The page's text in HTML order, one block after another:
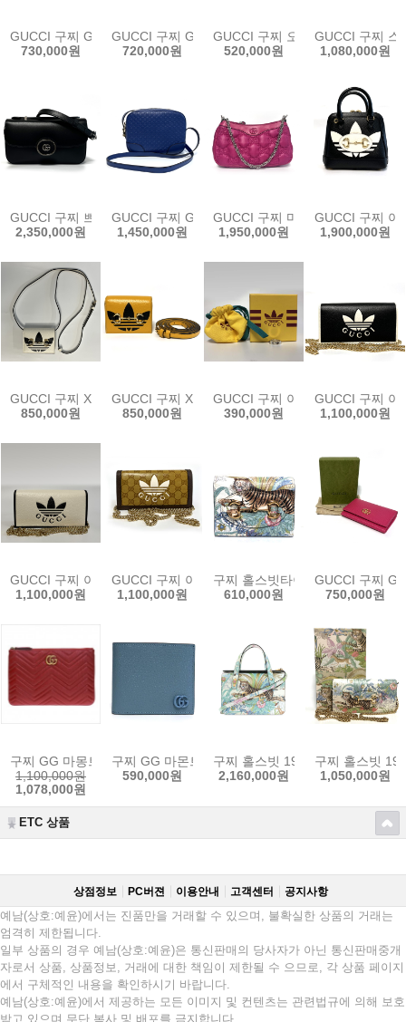
GUCCI 구찌 GG 엠블럼 스몰 월렛 847207 FAE77 4728 민트 반지갑
730,000원
GUCCI 구찌 GG 엠블럼 스몰 월렛 847207 AAFT5
720,000원
GUCCI 구찌 오피디아 GG 카드
520,000원
GUCCI 구찌 스
1,080,000원
GUCCI 구찌 쁘띠 GG 미니 숄더백 블랙 레더 739722 AABSG 1000
2,350,000원
GUCCI 구찌 GG 로고 크로스디스코백 449413
1,450,000원
GUCCI 구찌 마틀라세 여성 숄더
1,950,000원
GUCCI 구찌 아
1,900,000원
GUCCI 구찌 X 아디다스 홀스빗 미니 반지갑 및 크로스백 702248 화
850,000원
GUCCI 구찌 X 아디다스 홀스빗 미니 반지갑 및 크
850,000원
GUCCI 구찌 아디다스 콜라보 실
390,000원
GUCCI 구찌 아
1,100,000원
GUCCI 구찌 아디다스 체인 장지갑 숄더백 621892 화이트 클러치겸
1,100,000원
GUCCI 구찌 아디다스 체인 장지갑 숄더백 621892
1,100,000원
구찌 홀스빗타이거 여성 반지갑
610,000원
GUCCI 구찌
750,000원
구찌 GG 마몽트 클러치 금장 525541 6438 손 가방 선물포장가능
1,100,000원
1,078,000원
구찌 GG 마몬트 돌라 카프 남성 반지갑 스위트 블
590,000원
구찌 홀스빗 1955 타이거 숄더백
2,160,000원
구찌 홀스빗
1,050,000원
ETC 상품
상점정보 PC버젼 이용안내 고객센터 공지사항
예남(상호:예윤)에서는 진품만을 거래할 수 있으며, 불확실한 상품의 거래는
엄격히 제한됩니다.
일부 상품의 경우 예남(상호:예윤)은 통신판매의 당사자가 아닌 통신판매중개
자로서 상품, 상품정보, 거래에 대한 책임이 제한될 수 으므로, 각 상품 페이지
에서 구체적인 내용을 확인하시기 바랍니다.
예남(상호:예윤)에서 제공하는 모든 이미지 및 컨텐츠는 관련법규에 의해 보호
받고 있으며 무단 복사 및 배포를 금지합니다.